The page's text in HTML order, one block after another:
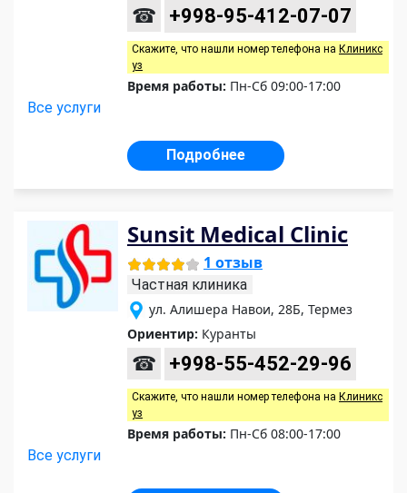
☎ +998-95-412-07-07
Скажите, что нашли номер телефона на Клиникс
уз
Время работы: Пн-Сб 09:00-17:00
Все услуги
Подробнее
Sunsit Medical Clinic
1 отзыв
Частная клиника
ул. Алишера Навои, 28Б, Термез
Ориентир: Куранты
☎ +998-55-452-29-96
Скажите, что нашли номер телефона на Клиникс
уз
Время работы: Пн-Сб 08:00-17:00
Все услуги